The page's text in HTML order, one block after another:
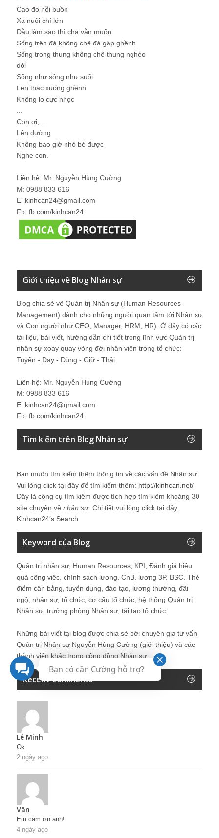
Cao đo nỗi buồn
Xa nuôi chí lớn
Dẫu làm sao thì cha vẫn muốn
Sống trên đá không chê đá gập ghềnh
Sống trong thung không chê thung nghèo
đói
Sống như sông như suối
Lên thác xuống ghềnh
Không lo cực nhọc
Con ơi, ...
Lên đường
Không bao giờ nhỏ bé được
Nghe con.
Liên hệ: Mr. Nguyễn Hùng Cường
M: 0988 833 616
E: kinhcan24@gmail.com
Fb: fb.com/kinhcan24
Giới thiệu về Blog Nhân sự
Blog chia sẻ về Quản trị Nhân sự (Human Resources
Management) dành cho những người quan tâm tới Nhân sự
và Con người như CEO, Manager, HRM, HR). Ở đây có các
tài liệu, bài viết, hướng dẫn chi tiết trong lĩnh vực Quản trị
nhân sự xoay quay vòng đời nhân viên trong tổ chức:
Tuyển - Dạy - Dùng - Giữ - Thải.
Liên hệ: Mr. Nguyễn Hùng Cường
M: 0988 833 616
E: kinhcan24@gmail.com
Fb: fb.com/kinhcan24
Tìm kiếm trên Blog Nhân sự
Bạn muốn tìm kiếm thêm thông tin về các vấn đề Nhân sự
Vui lòng click tại đây để tìm kiếm thêm: http://kinhcan.net/
Đây là công cụ tìm kiếm được tích hợp tìm kiếm khoảng 30
site chuyên về nhân sự. Chi tiết vui lòng click tại đây:
Kinhcan24′s Search
Keyword của Blog
Quản trị nhân sự, Human Resources, KPI, Đánh giá hiệu
quả công việc, chính sách lương, CnB, lương 3P, BSC, Thẻ
điểm cân bằng, tuyển dụng, đào tạo, lương thưởng, đãi
ngộ, nhân sự, tổ chức, cơ cấu tổ chức, hệ thống Quản trị
Nhân sự, trưởng phòng Nhân sự, tái tạo tổ chức
Những bài viết tại blog được chia sẻ bởi chuyên gia tư vấn
Quản trị Nhân sự Nguyễn Hùng Cường (giới thiệu) và các
thành viên khác trong cộng đồng Nhân sự.
Recent Comments
Lê Minh
Ok
2 ngày ago
Vân
Em cảm ơn anh!
4 ngày ago
Bạn có cần Cường hỗ trợ?